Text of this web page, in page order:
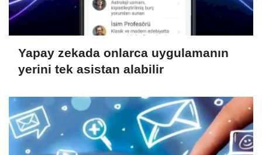
Yapay zekada onlarca uygulamanın
yerini tek asistan alabilir